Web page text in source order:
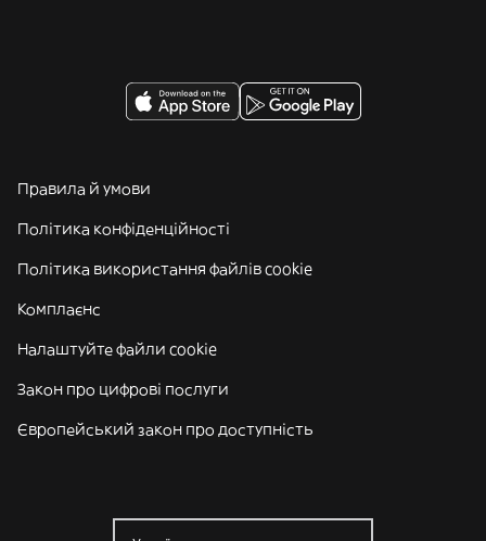
Правила й умови
Політика конфіденційності
Політика використання файлів cookie
Комплаєнс
Налаштуйте файли cookie
Закон про цифрові послуги
Європейський закон про доступність